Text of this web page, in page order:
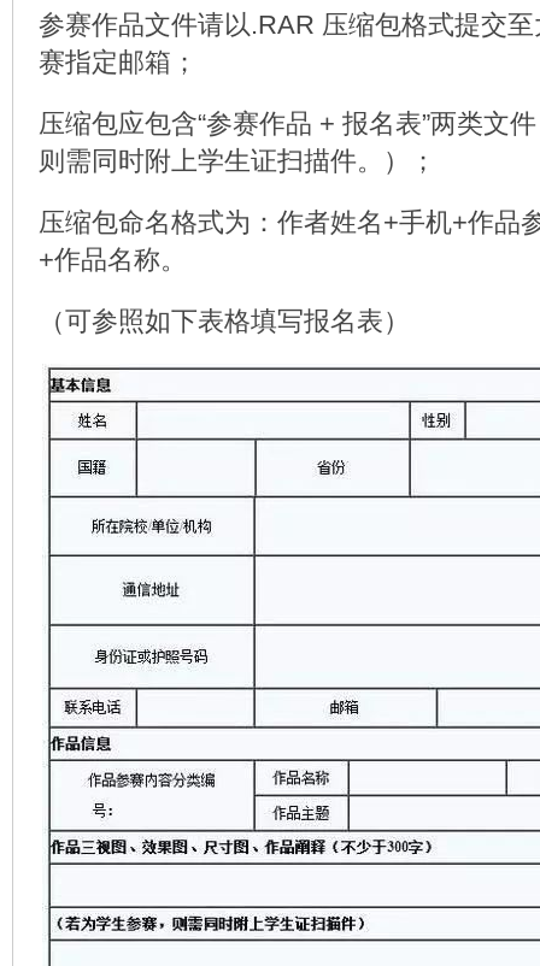
参赛作品文件请以.RAR 压缩包格式提交
赛指定邮箱；
压缩包应包含“参赛作品 + 报名表”两类文
则需同时附上学生证扫描件。）；
压缩包命名格式为：作者姓名+手机+作品
+作品名称。
（可参照如下表格填写报名表）